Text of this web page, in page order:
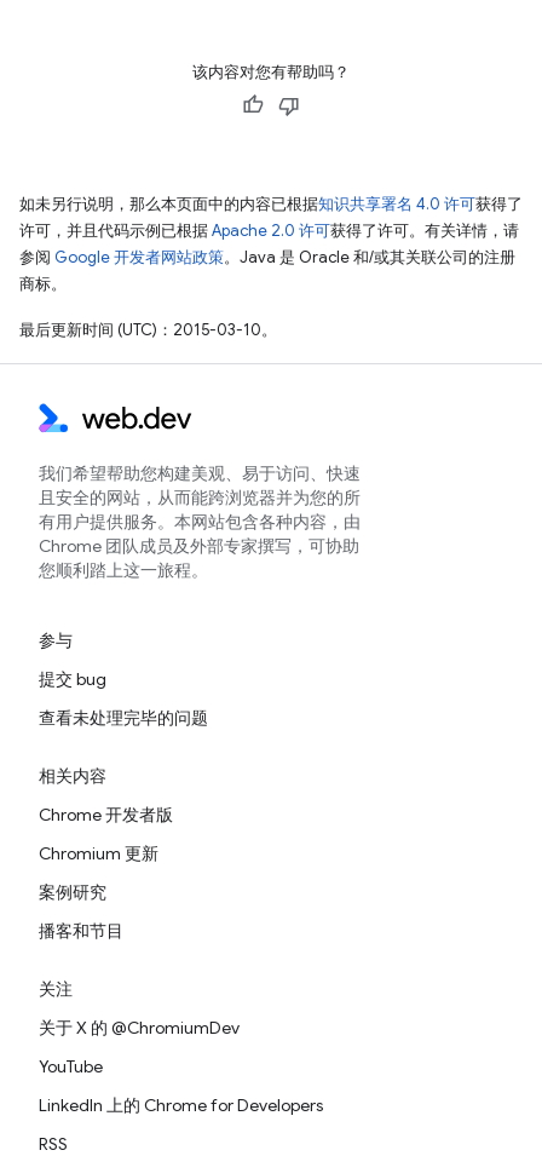
该内容对您有帮助吗？
如未另行说明，那么本页面中的内容已根据知识共享署名 4.0 许可获得了
许可，并且代码示例已根据Apache 2.0 许可获得了许可。有关详情，请
参阅 Google 开发者网站政策。Java 是 Oracle 和/或其关联公司的注册
商标。
最后更新时间 (UTC)：2015-03-10。
我们希望帮助您构建美观、易于访问、快速
且安全的网站，从而能跨浏览器并为您的所
有用户提供服务。本网站包含各种内容，由
Chrome 团队成员及外部专家撰写，可协助
您顺利踏上这一旅程。
参与
提交 bug
查看未处理完毕的问题
相关内容
Chrome 开发者版
Chromium 更新
案例研究
播客和节目
关注
关于 X 的 @ChromiumDev
YouTube
LinkedIn 上的 Chrome for Developers
RSS